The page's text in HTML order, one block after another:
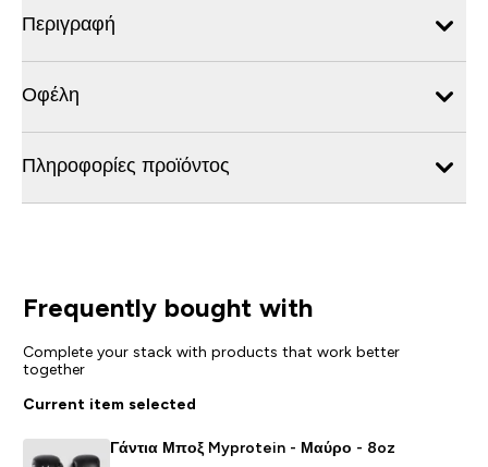
Περιγραφή
Οφέλη
Πληροφορίες προϊόντος
Frequently bought with
Complete your stack with products that work better
together
Current item selected
Γάντια Μποξ Myprotein - Μαύρο - 8oz